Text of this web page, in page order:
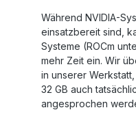
Während NVIDIA-
einsatzbereit sind,
Systeme (ROCm
mehr Zeit ein. Wir
in unserer
32 GB auch
angesprochen